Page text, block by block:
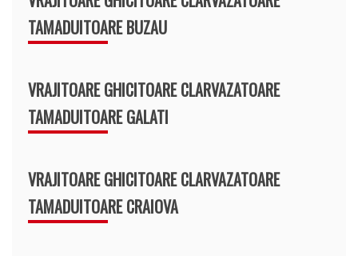
TAMADUITOARE BUZAU
VRAJITOARE GHICITOARE CLARVAZATOARE
TAMADUITOARE GALATI
VRAJITOARE GHICITOARE CLARVAZATOARE
TAMADUITOARE CRAIOVA